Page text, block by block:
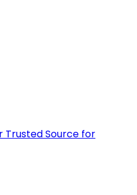
Trusted Companion